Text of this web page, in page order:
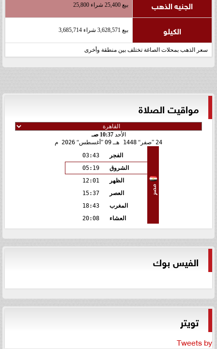
الجنيه الذهب بيع 25,400 شراء 25,800
الكيلو بيع 3,628,571 شراء 3,685,714
سعر الذهب بمحلات الصاغة تختلف بين منطقة وأخرى
مواقيت الصلاة
الأحد10:37 صـ
24 صفر 1448 هـ 09 أغسطس 2026 م
مصر
الفجر
03:43
الشروق
05:19
الظهر
12:01
العصر
15:37
المغرب
18:43
العشاء
20:08
الفيس بوك
تويتر
Tweets by